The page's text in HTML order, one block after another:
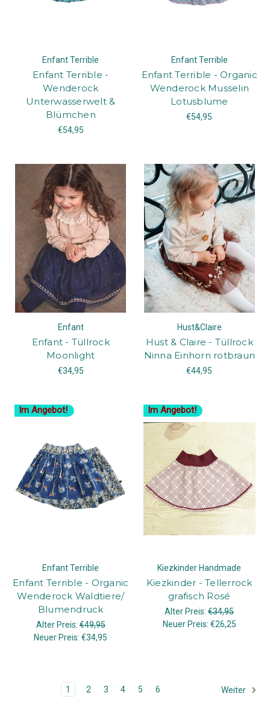
Enfant Terrible
Enfant Terrible -
Wenderock
Unterwasserwelt &
Blümchen
€54,95
Enfant Terrible
Enfant Terrible - Organic
Wenderock Musselin
Lotusblume
€54,95
Enfant
Enfant - Tüllrock
Moonlight
€34,95
Hust&Claire
Hust & Claire - Tüllrock
Ninna Einhorn rotbraun
€44,95
Im Angebot!
Enfant Terrible
Enfant Terrible - Organic
Wenderock Waldtiere/
Blumendruck
Alter Preis:€49,95
Neuer Preis:€34,95
Im Angebot!
Kiezkinder Handmade
Kiezkinder - Tellerrock
grafisch Rosé
Alter Preis:€34,95
Neuer Preis: €26,25
1 2 3 4 5 6 Weiter